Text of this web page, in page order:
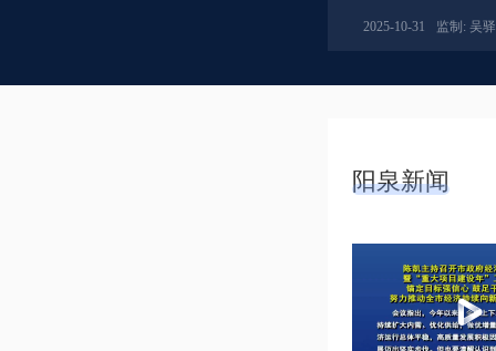
2025-10-31 监制: 吴驿
阳泉新闻